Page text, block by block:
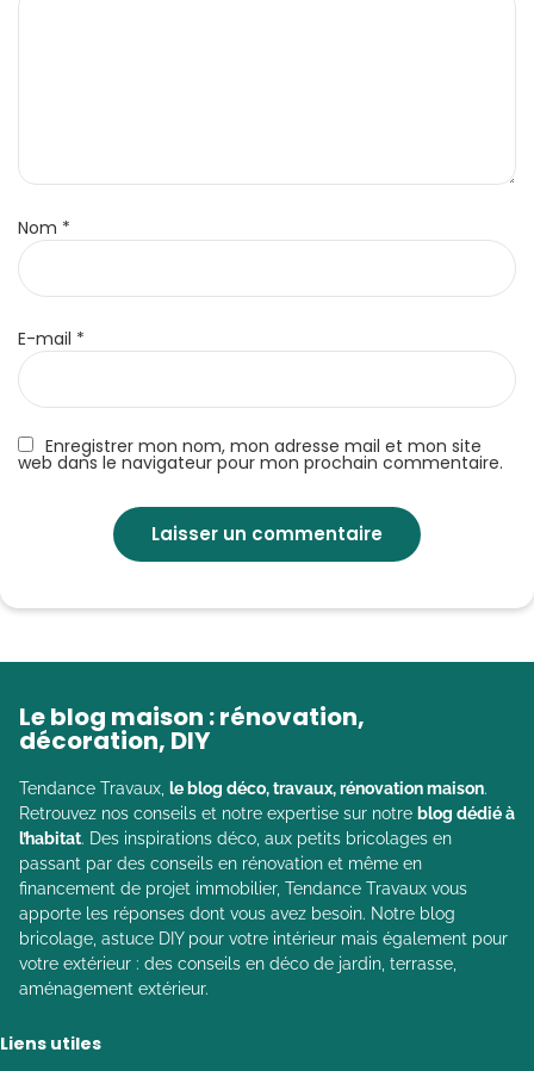
Enregistrer mon nom, mon adresse mail et mon site
web dans le navigateur pour mon prochain commentaire.
Nom *
E-mail *
Le blog maison : rénovation,
décoration, DIY
Tendance Travaux, le blog déco, travaux, rénovation maison.
Retrouvez nos conseils et notre expertise sur notre blog dédié à
l’habitat. Des inspirations déco, aux petits bricolages en
passant par des conseils en rénovation et même en
financement de projet immobilier, Tendance Travaux vous
apporte les réponses dont vous avez besoin. Notre blog
bricolage, astuce DIY pour votre intérieur mais également pour
votre extérieur : des conseils en déco de jardin, terrasse,
aménagement extérieur.
Liens utiles